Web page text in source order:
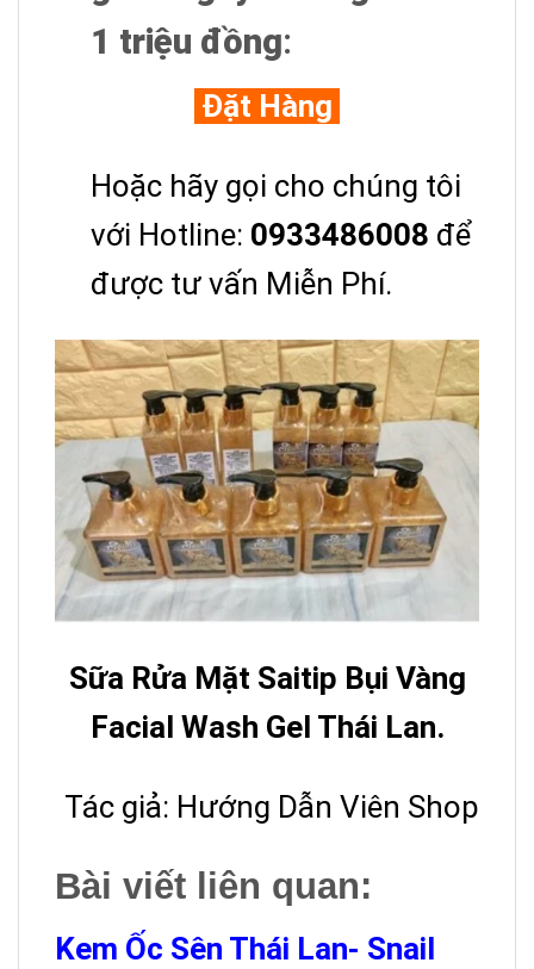
1 triệu đồng:
Đặt Hàng
Hoặc hãy gọi cho chúng tôi
với Hotline: 0933486008 để
được tư vấn Miễn Phí.
Sữa Rửa Mặt Saitip Bụi Vàng
Facial Wash Gel Thái Lan.
Tác giả: Hướng Dẫn Viên Shop
Bài viết liên quan:
Kem Ốc Sên Thái Lan- Snail